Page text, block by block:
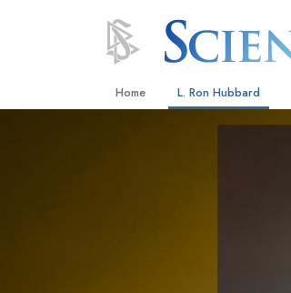
Home L. Ron Hubbard